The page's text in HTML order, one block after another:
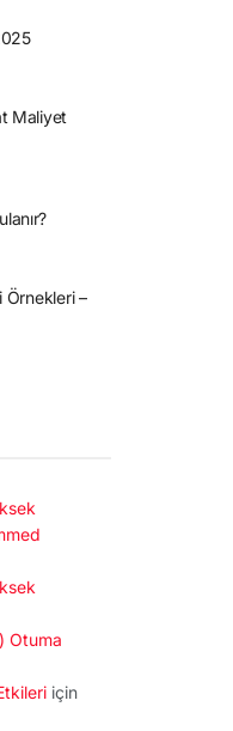
Maliyet
Örnekleri –
Otuma
için